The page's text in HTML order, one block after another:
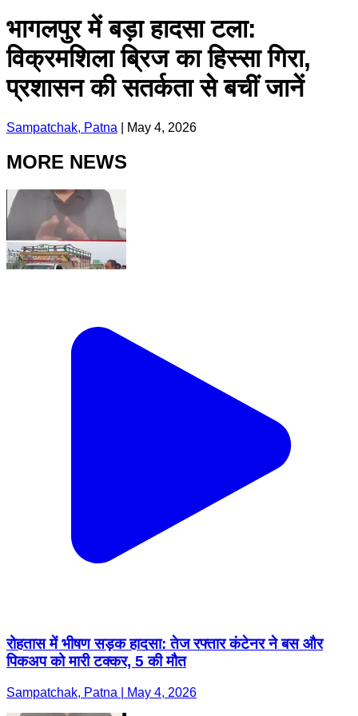
भागलपुर में बड़ा हादसा टला:
विक्रमशिला ब्रिज का हिस्सा गिरा,
प्रशासन की सतर्कता से बचीं जानें
Sampatchak, Patna May 4, 2026
MORE NEWS
रोहतास में भीषण सड़क हादसा: तेज रफ्तार कंटेनर ने बस और
पिकअप को मारी टक्कर, 5 की मौत
Sampatchak, Patna | May 4, 2026